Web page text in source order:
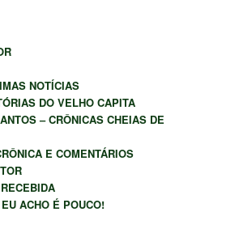
NOTÍCIAS
DO VELHO CAPITA
– CRÔNICAS CHEIAS DE
E COMENTÁRIOS
ACHO É POUCO!